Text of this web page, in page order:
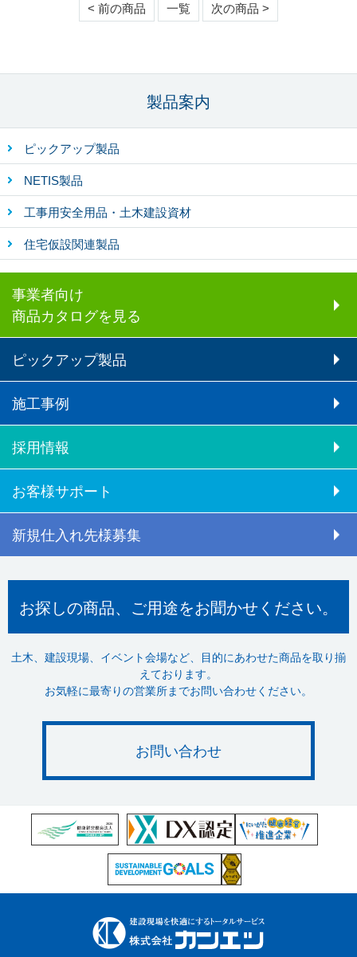
< 前の商品 一覧 次の商品 >
製品案内
ピックアップ製品
NETIS製品
工事用安全用品・土木建設資材
住宅仮設関連製品
事業者向け
商品カタログを見る
ピックアップ製品
施工事例
採用情報
お客様サポート
新規仕入れ先様募集
お探しの商品、ご用途をお聞かせください。
土木、建設現場、イベント会場など、目的にあわせた商品を取り揃
えております。
お気軽に最寄りの営業所までお問い合わせください。
お問い合わせ